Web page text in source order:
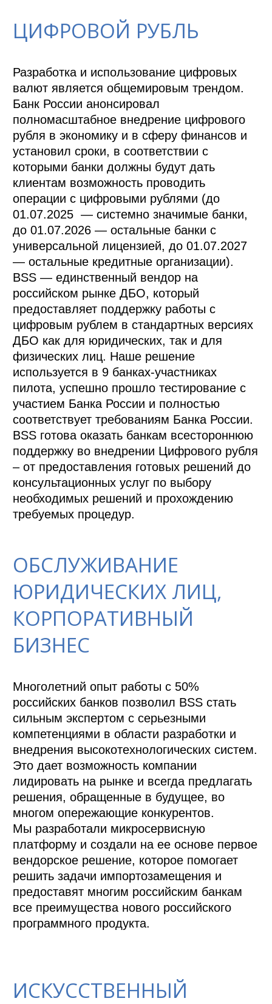
ЦИФРОВОЙ РУБЛЬ
Разработка и использование цифровых
валют является общемировым трендом.
Банк России анонсировал
полномасштабное внедрение цифрового
рубля в экономику и в сферу финансов и
установил сроки, в соответствии с
которыми банки должны будут дать
клиентам возможность проводить
операции с цифровыми рублями (до
01.07.2025  — системно значимые банки,
до 01.07.2026 — остальные банки с
универсальной лицензией, до 01.07.2027
— остальные кредитные организации).
BSS — единственный вендор на
российском рынке ДБО, который
предоставляет поддержку работы с
цифровым рублем в стандартных версиях
ДБО как для юридических, так и для
физических лиц. Наше решение
используется в 9 банках-участниках
пилота, успешно прошло тестирование с
участием Банка России и полностью
соответствует требованиям Банка России.
BSS готова оказать банкам всестороннюю
поддержку во внедрении Цифрового рубля
– от предоставления готовых решений до
консультационных услуг по выбору
необходимых решений и прохождению
требуемых процедур.
ОБСЛУЖИВАНИЕ
ЮРИДИЧЕСКИХ ЛИЦ,
КОРПОРАТИВНЫЙ
БИЗНЕС
Многолетний опыт работы с 50%
российских банков позволил BSS стать
сильным экспертом с серьезными
компетенциями в области разработки и
внедрения высокотехнологических систем.
Это дает возможность компании
лидировать на рынке и всегда предлагать
решения, обращенные в будущее, во
многом опережающие конкурентов.
Мы разработали микросервисную
платформу и создали на ее основе первое
вендорское решение, которое помогает
решить задачи импортозамещения и
предоставят многим российским банкам
все преимущества нового российского
программного продукта.
ИСКУССТВЕННЫЙ